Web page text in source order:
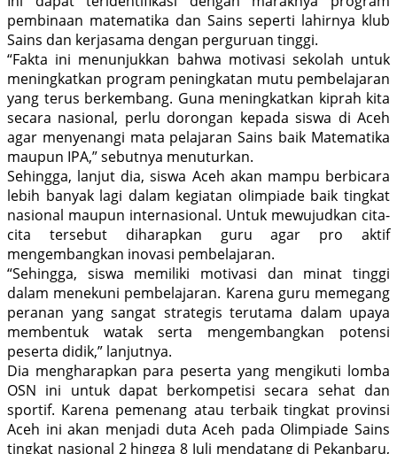
pembinaan matematika dan Sains seperti lahirnya klub
Sains dan kerjasama dengan perguruan tinggi.
“Fakta ini menunjukkan bahwa motivasi sekolah untuk
meningkatkan program peningkatan mutu pembelajaran
yang terus berkembang. Guna meningkatkan kiprah kita
secara nasional, perlu dorongan kepada siswa di Aceh
agar menyenangi mata pelajaran Sains baik Matematika
maupun IPA,” sebutnya menuturkan.
Sehingga, lanjut dia, siswa Aceh akan mampu berbicara
lebih banyak lagi dalam kegiatan olimpiade baik tingkat
nasional maupun internasional. Untuk mewujudkan cita-
cita tersebut diharapkan guru agar pro aktif
mengembangkan inovasi pembelajaran.
“Sehingga, siswa memiliki motivasi dan minat tinggi
dalam menekuni pembelajaran. Karena guru memegang
peranan yang sangat strategis terutama dalam upaya
membentuk watak serta mengembangkan potensi
peserta didik,” lanjutnya.
Dia mengharapkan para peserta yang mengikuti lomba
OSN ini untuk dapat berkompetisi secara sehat dan
sportif. Karena pemenang atau terbaik tingkat provinsi
Aceh ini akan menjadi duta Aceh pada Olimpiade Sains
tingkat nasional 2 hingga 8 Juli mendatang di Pekanbaru,